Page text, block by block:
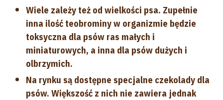
Wiele zależy też od wielkości psa. Zupełnie
inna ilość teobrominy w organizmie będzie
toksyczna dla psów ras małych i
miniaturowych, a inna dla psów dużych i
olbrzymich.
Na rynku są dostępne specjalne czekolady dla
psów. Większość z nich nie zawiera jednak